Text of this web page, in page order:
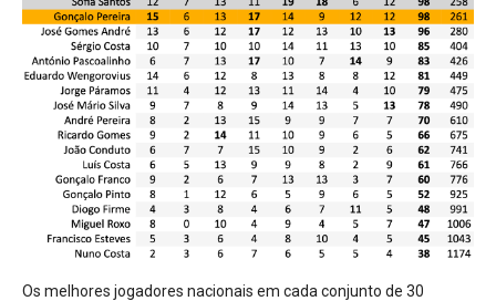
Os melhores jogadores nacionais em cada conjunto de 30